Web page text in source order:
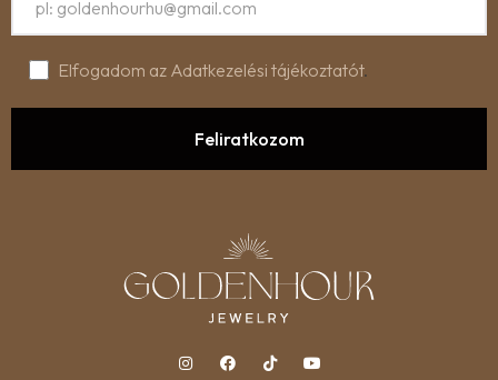
Elfogadom az Adatkezelési tájékoztatót.